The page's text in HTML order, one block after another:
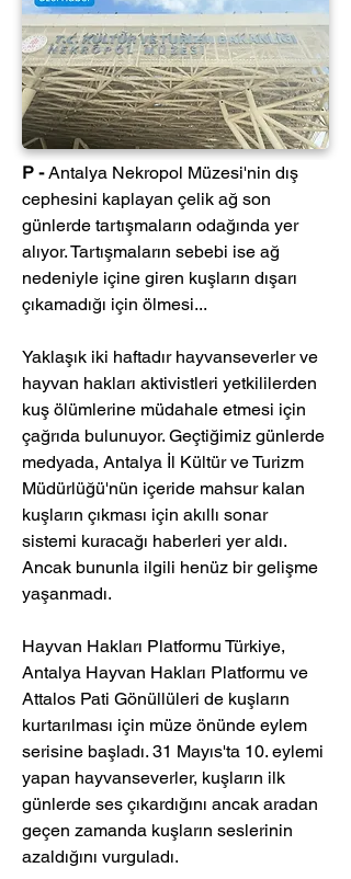
P - Antalya Nekropol Müzesi'nin dış
cephesini kaplayan çelik ağ son
günlerde tartışmaların odağında yer
alıyor. Tartışmaların sebebi ise ağ
nedeniyle içine giren kuşların dışarı
çıkamadığı için ölmesi...
Yaklaşık iki haftadır hayvanseverler ve
hayvan hakları aktivistleri yetkililerden
kuş ölümlerine müdahale etmesi için
çağrıda bulunuyor. Geçtiğimiz günlerde
medyada, Antalya İl Kültür ve Turizm
Müdürlüğü'nün içeride mahsur kalan
kuşların çıkması için akıllı sonar
sistemi kuracağı haberleri yer aldı.
Ancak bununla ilgili henüz bir gelişme
yaşanmadı.
Hayvan Hakları Platformu Türkiye,
Antalya Hayvan Hakları Platformu ve
Attalos Pati Gönüllüleri de kuşların
kurtarılması için müze önünde eylem
serisine başladı. 31 Mayıs'ta 10. eylemi
yapan hayvanseverler, kuşların ilk
günlerde ses çıkardığını ancak aradan
geçen zamanda kuşların seslerinin
azaldığını vurguladı.